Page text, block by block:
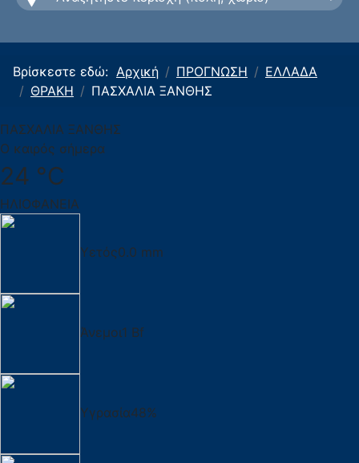
Βρίσκεστε εδώ: Αρχική ΠΡΟΓΝΩΣΗ
ΕΛΛΑΔΑ
ΘΡΑΚΗ
ΠΑΣΧΑΛΙΑ ΞΑΝΘΗΣ
ΠΑΣΧΑΛΙΑ ΞΑΝΘΗΣ
Ο καιρός σήμερα
24 °C
ΗΛΙΟΦΑΝΕΙΑ
Υετός0.0 mm
Άνεμοι1 Bf
Υγρασία48%